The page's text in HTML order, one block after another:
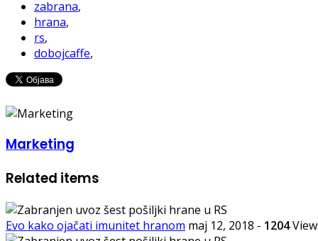
zabrana,
hrana,
rs,
dobojcaffe,
Marketing
Related items
Evo kako ojačati imunitet hranom maj 12, 2018 - 1204